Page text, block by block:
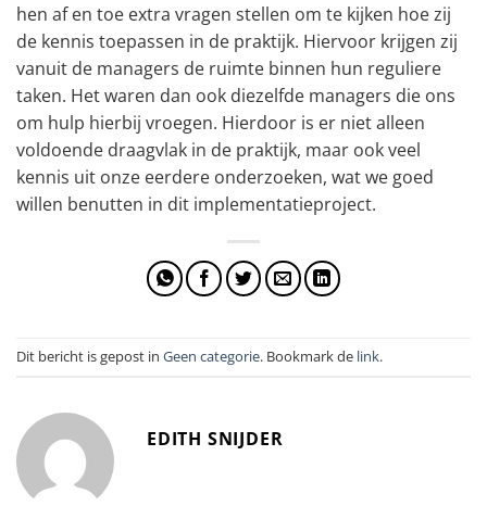
hen af en toe extra vragen stellen om te kijken hoe zij
de kennis toepassen in de praktijk. Hiervoor krijgen zij
vanuit de managers de ruimte binnen hun reguliere
taken. Het waren dan ook diezelfde managers die ons
om hulp hierbij vroegen. Hierdoor is er niet alleen
voldoende draagvlak in de praktijk, maar ook veel
kennis uit onze eerdere onderzoeken, wat we goed
willen benutten in dit implementatieproject.
Dit bericht is gepost in Geen categorie. Bookmark de link.
EDITH SNIJDER